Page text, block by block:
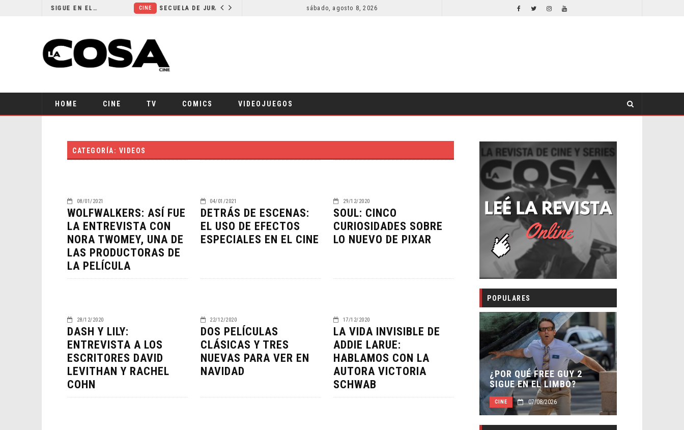
¿POR QUÉ FREE GUY 2 SIGUE EN EL LIMBO? SECUELA DE JURASSIC WORLD REBIRTH PIERDE DIRECTOR sábado, agosto 8, 2026
HOME CINE TV COMICS VIDEOJUEGOS
CATEGORÍA: VIDEOS
08/01/2021
WOLFWALKERS: ASÍ FUE
LA ENTREVISTA CON
NORA TWOMEY, UNA DE
LAS PRODUCTORAS DE
LA PELÍCULA
04/01/2021
DETRÁS DE ESCENAS:
EL USO DE EFECTOS
ESPECIALES EN EL CINE
29/12/2020
SOUL: CINCO
CURIOSIDADES SOBRE
LO NUEVO DE PIXAR
28/12/2020
DASH Y LILY:
ENTREVISTA A LOS
ESCRITORES DAVID
LEVITHAN Y RACHEL
COHN
22/12/2020
DOS PELÍCULAS
CLÁSICAS Y TRES
NUEVAS PARA VER EN
NAVIDAD
17/12/2020
LA VIDA INVISIBLE DE
ADDIE LARUE:
HABLAMOS CON LA
AUTORA VICTORIA
SCHWAB
POPULARES
EL LIVE-ACTION DE ZELDA
LA NOCHE DEL DEMONIO:
ESTÁN ENTRE NOSOTROS –
TRAILER FINAL
¿POR QUÉ FREE GUY 2
SIGUE EN EL LIMBO?
CINE 07/08/2026